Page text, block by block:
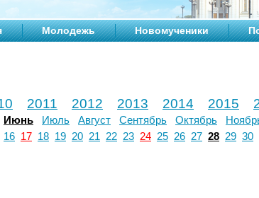
Молодежь Новомученики
2011 2012 2013 2014 2015
Июнь Июль Август Сентябрь Октябрь
16 17 18 19 20 21 22 23 24 25 26 27 28 29 30